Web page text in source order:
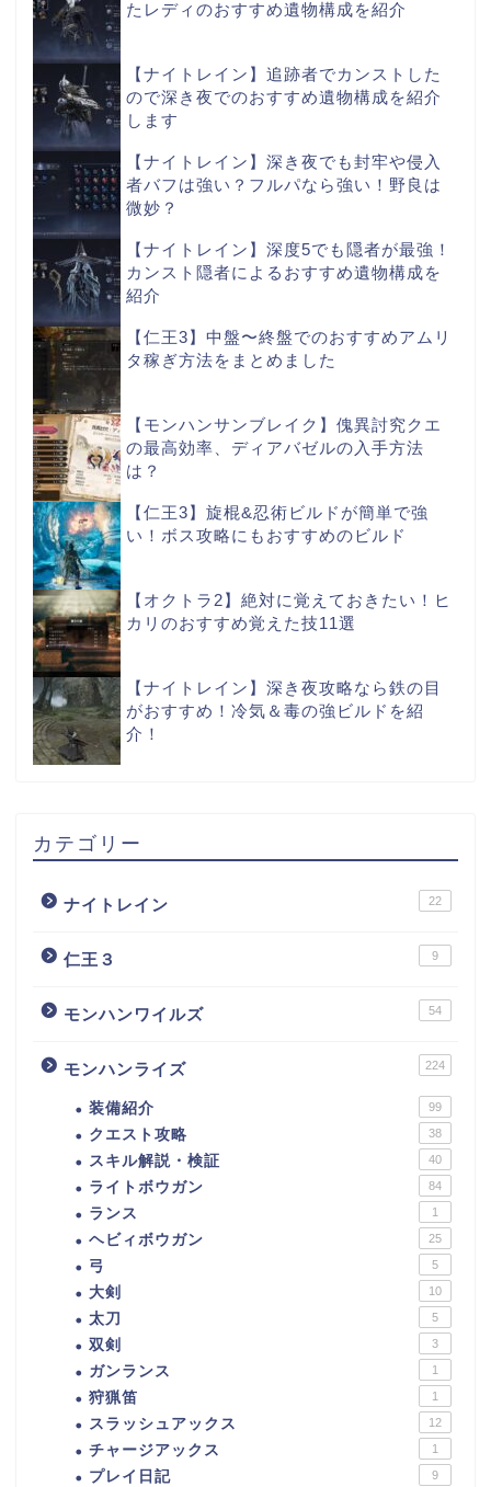
たレディのおすすめ遺物構成を紹介
【ナイトレイン】追跡者でカンストした
ので深き夜でのおすすめ遺物構成を紹介
します
【ナイトレイン】深き夜でも封牢や侵入
者バフは強い？フルパなら強い！野良は
微妙？
【ナイトレイン】深度5でも隠者が最強！
カンスト隠者によるおすすめ遺物構成を
紹介
【仁王3】中盤〜終盤でのおすすめアムリ
タ稼ぎ方法をまとめました
【モンハンサンブレイク】傀異討究クエ
の最高効率、ディアバゼルの入手方法
は？
【仁王3】旋棍&忍術ビルドが簡単で強
い！ボス攻略にもおすすめのビルド
【オクトラ2】絶対に覚えておきたい！ヒ
カリのおすすめ覚えた技11選
【ナイトレイン】深き夜攻略なら鉄の目
がおすすめ！冷気＆毒の強ビルドを紹
介！
カテゴリー
ナイトレイン 22
仁王３ 9
モンハンワイルズ 54
モンハンライズ 224
装備紹介 99
クエスト攻略 38
スキル解説・検証 40
ライトボウガン 84
ランス 1
ヘビィボウガン 25
弓 5
大剣 10
太刀 5
双剣 3
ガンランス 1
狩猟笛 1
スラッシュアックス 12
チャージアックス 1
プレイ日記 9